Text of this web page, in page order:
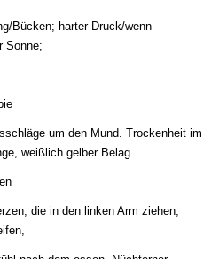
Bücken; harter Druck/wenn
Sonne;
um den Mund. Trockenheit im
weißlich gelber Belag
die in den linken Arm ziehen,